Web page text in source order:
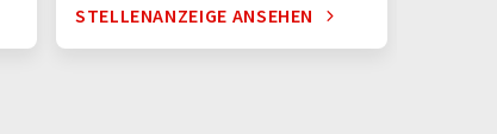
STELLENANZEIGE ANSEHEN